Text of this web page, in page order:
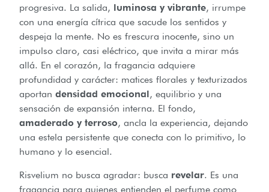
progresiva. La salida, luminosa y vibrante, irrumpe
con una energía cítrica que sacude los sentidos y
despeja la mente. No es frescura inocente, sino un
impulso claro, casi eléctrico, que invita a mirar más
allá. En el corazón, la fragancia adquiere
profundidad y carácter: matices florales y texturizados
aportan densidad emocional, equilibrio y una
sensación de expansión interna. El fondo,
amaderado y terroso, ancla la experiencia, dejando
una estela persistente que conecta con lo primitivo, lo
humano y lo esencial.
Risvelium no busca agradar: busca revelar. Es una
fragancia para quienes entienden el perfume como